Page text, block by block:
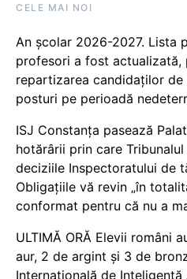
CELE MAI NOI
An școlar 2026-2027. Lista
profesori a fost actualizată,
repartizarea candidaților
posturi pe perioadă
ISJ Constanța pasează
hotărârii prin care
deciziile Inspectoratului de
Obligațiile vă revin „în
conformat pentru că nu a
ULTIMĂ ORĂ Elevii români
aur, 2 de argint și 3 de
Internațională de